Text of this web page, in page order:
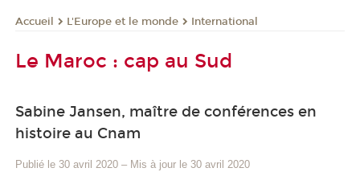
Accueil L'Europe et le monde International
Le Maroc : cap au Sud
Sabine Jansen, maître de conférences en
histoire au Cnam
Publié le 30 avril 2020 – Mis à jour le 30 avril 2020